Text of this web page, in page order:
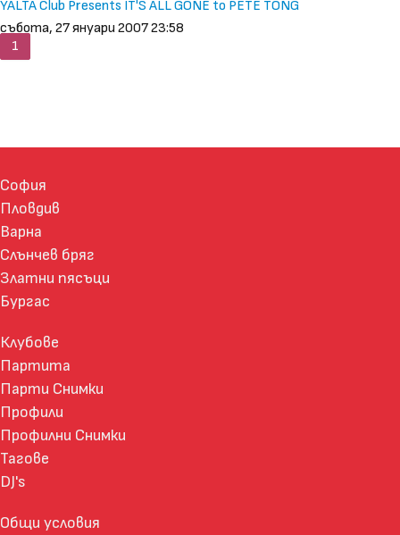
YALTA Club Presents IT'S ALL GONE to PETE TONG
събота, 27 януари 2007 23:58
1
София
Пловдив
Варна
Слънчев бряг
Златни пясъци
Бургас
Клубове
Партита
Парти Снимки
Профили
Профилни Снимки
Тагове
DJ's
Общи условия